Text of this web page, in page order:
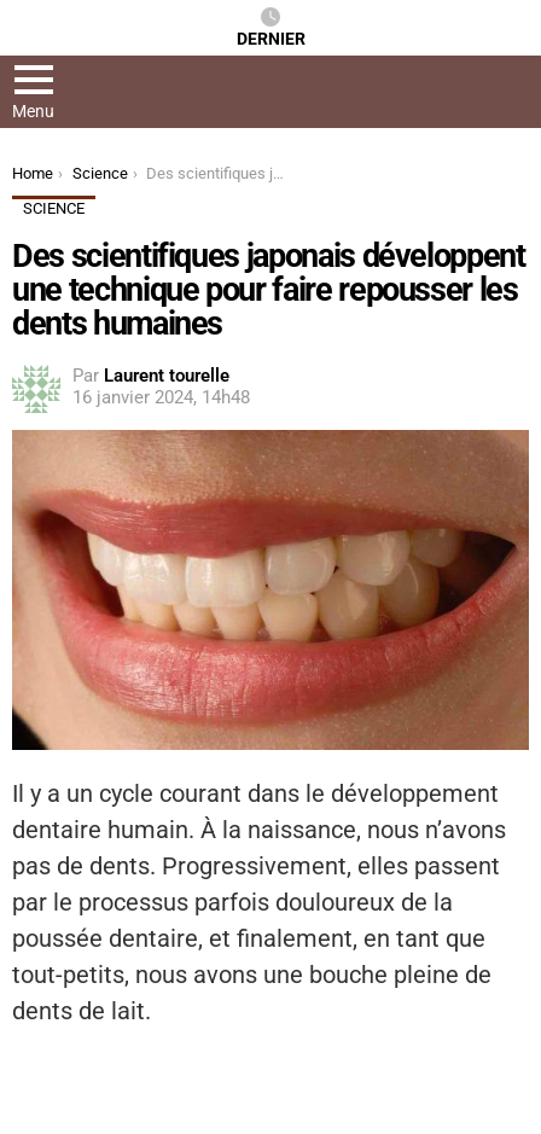
DERNIER
Menu
You are here:
Home Science
Des scientifiques japonais développent une technique pour faire repousser les dents humaines
SCIENCE
Des scientifiques japonais développent
une technique pour faire repousser les
dents humaines
Par Laurent tourelle
16 janvier 2024, 14h48
Il y a un cycle courant dans le développement
dentaire humain. À la naissance, nous n’avons
pas de dents. Progressivement, elles passent
par le processus parfois douloureux de la
poussée dentaire, et finalement, en tant que
tout-petits, nous avons une bouche pleine de
dents de lait.